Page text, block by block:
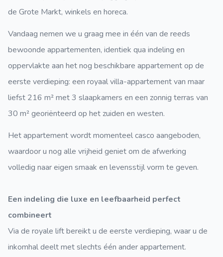
de Grote Markt, winkels en horeca.
Vandaag nemen we u graag mee in één van de reeds
bewoonde appartementen, identiek qua indeling en
oppervlakte aan het nog beschikbare appartement op de
eerste verdieping: een royaal villa-appartement van maar
liefst 216 m² met 3 slaapkamers en een zonnig terras van
30 m² georiënteerd op het zuiden en westen.
Het appartement wordt momenteel casco aangeboden,
waardoor u nog alle vrijheid geniet om de afwerking
volledig naar eigen smaak en levensstijl vorm te geven.
Een indeling die luxe en leefbaarheid perfect
combineert
Via de royale lift bereikt u de eerste verdieping, waar u de
inkomhal deelt met slechts één ander appartement.